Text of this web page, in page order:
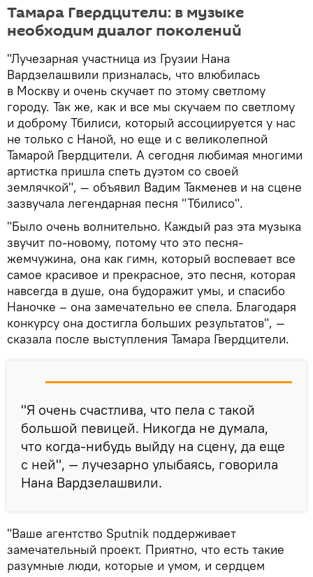
Тамара Гвердцители: в музыке
необходим диалог поколений
"Лучезарная участница из Грузии Нана
Вардзелашвили призналась, что влюбилась
в Москву и очень скучает по этому светлому
городу. Так же, как и все мы скучаем по светлому
и доброму Тбилиси, который ассоциируется у нас
не только с Наной, но еще и с великолепной
Тамарой Гвердцители. А сегодня любимая многими
артистка пришла спеть дуэтом со своей
землячкой", — объявил Вадим Такменев и на сцене
зазвучала легендарная песня "Тбилисо".
"Было очень волнительно. Каждый раз эта музыка
звучит по-новому, потому что это песня-
жемчужина, она как гимн, который воспевает все
самое красивое и прекрасное, это песня, которая
навсегда в душе, она будоражит умы, и спасибо
Наночке – она замечательно ее спела. Благодаря
конкурсу она достигла больших результатов", —
сказала после выступления Тамара Гвердцители.
"Я очень счастлива, что пела с такой
большой певицей. Никогда не думала,
что когда-нибудь выйду на сцену, да еще
с ней", — лучезарно улыбаясь, говорила
Нана Вардзелашвили.
"Ваше агентство Sputnik поддерживает
замечательный проект. Приятно, что есть такие
разумные люди, которые и умом, и сердцем